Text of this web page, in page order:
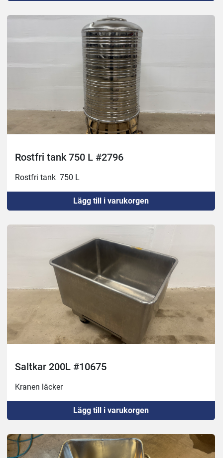
Rostfri tank 750 L #2796
Rostfri tank  750 L
Lägg till i varukorgen
Saltkar 200L #10675
Kranen läcker
Lägg till i varukorgen